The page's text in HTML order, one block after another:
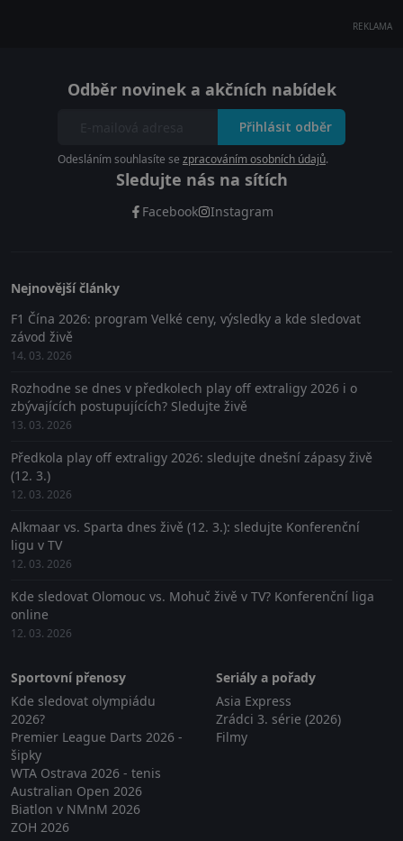
REKLAMA
Odběr novinek a akčních nabídek
Přihlásit odběr
Odesláním souhlasíte se zpracováním osobních údajů.
Sledujte nás na sítích
Facebook Instagram
Nejnovější články
F1 Čína 2026: program Velké ceny, výsledky a kde sledovat
závod živě
14. 03. 2026
Rozhodne se dnes v předkolech play off extraligy 2026 i o
zbývajících postupujících? Sledujte živě
13. 03. 2026
Předkola play off extraligy 2026: sledujte dnešní zápasy živě
(12. 3.)
12. 03. 2026
Alkmaar vs. Sparta dnes živě (12. 3.): sledujte Konferenční
ligu v TV
12. 03. 2026
Kde sledovat Olomouc vs. Mohuč živě v TV? Konferenční liga
online
12. 03. 2026
Sportovní přenosy
Kde sledovat olympiádu
2026?
Premier League Darts 2026 -
šipky
WTA Ostrava 2026 - tenis
Australian Open 2026
Biatlon v NMnM 2026
ZOH 2026
Seriály a pořady
Asia Express
Zrádci 3. série (2026)
Filmy